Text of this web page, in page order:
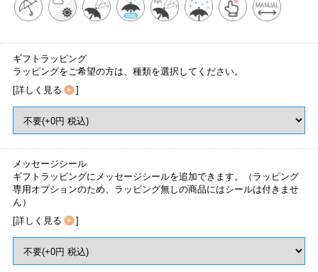
ギフトラッピング
ラッピングをご希望の方は、種類を選択してください。
[詳しく見る ]
メッセージシール
ギフトラッピングにメッセージシールを追加できます。（ラッピング
専用オプションのため、ラッピング無しの商品にはシールは付きませ
ん）
[詳しく見る ]